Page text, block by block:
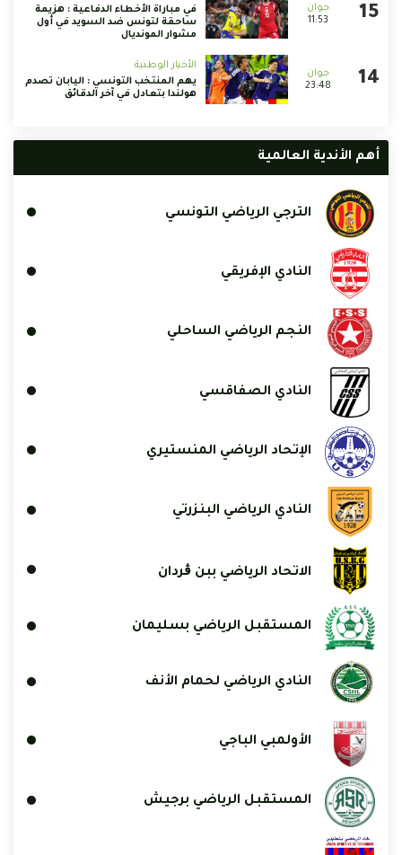
11:53
في مباراة الأخطاء الدفاعية : هزيمة
ساحقة لتونس ضد السويد في أول
مشوار المونديال
23:48
الأخبار الوطنية
يهم المنتخب التونسي : اليابان تصدم
هولندا بتعادل في آخر الدقائق
أهم الأندية العالمية
الترجي الرياضي التونسي
النادي الإفريقي
النجم الرياضي الساحلي
النادي الصفاقسي
الإتحاد الرياضي المنستيري
النادي الرياضي البنزرتي
الاتحاد الرياضي ببن ڨردان
المستقبل الرياضي بسليمان
النادي الرياضي لحمام الأنف
الأولمبي الباجي
المستقبل الرياضي برجيش